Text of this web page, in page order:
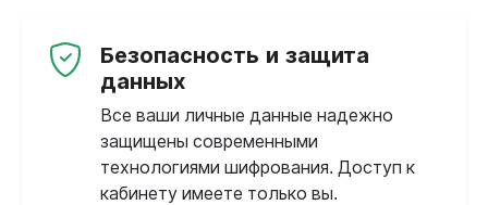
Безопасность и защита
данных
Все ваши личные данные надежно
защищены современными
технологиями шифрования. Доступ к
кабинету имеете только вы.